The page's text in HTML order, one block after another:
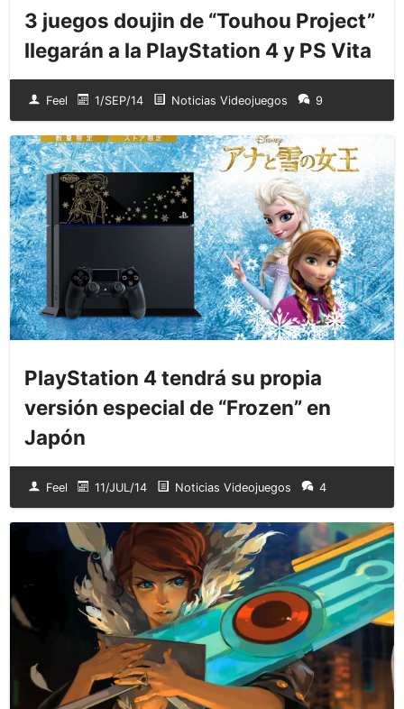
3 juegos doujin de “Touhou Project”
llegarán a la PlayStation 4 y PS Vita
Feel 1/SEP/14 Noticias Videojuegos 9
PlayStation 4 tendrá su propia
versión especial de “Frozen” en
Japón
Feel 11/JUL/14 Noticias Videojuegos 4